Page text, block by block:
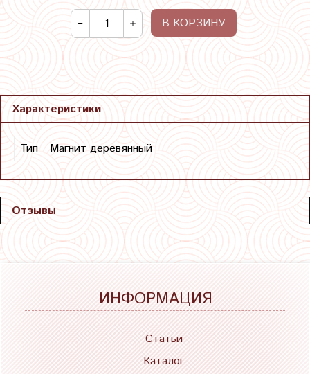
В КОРЗИНУ
Характеристики
Тип Магнит деревянный
Отзывы
ИНФОРМАЦИЯ
Статьи
Каталог